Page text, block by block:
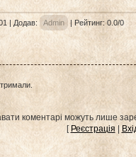
| Додав: Admin | Рейтинг: 0.0/0
коментарі можуть лише
[ Реєстрація